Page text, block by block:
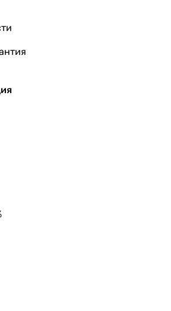
(Rimless), двойной слив
(Rimless)
и технологии
Quiet